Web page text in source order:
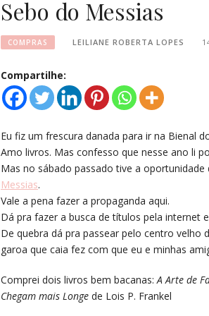
Sebo do Messias
COMPRAS LEILIANE ROBERTA LOPES
Compartilhe:
Eu fiz um frescura danada para ir na Bienal
Amo livros. Mas confesso que nesse ano li
Mas no sábado passado tive a
Messias.
Vale a pena fazer a propaganda aqui.
Dá pra fazer a busca de títulos pela internet
De quebra dá pra passear pelo centro velho
garoa que caia fez com que eu e minhas
Comprei dois livros bem bacanas:A Arte de
Chegam mais Longe de Lois P. Frankel